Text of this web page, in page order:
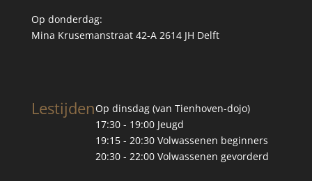
Op donderdag:
Mina Krusemanstraat 42-A 2614 JH Delft
LestijdenOp dinsdag (van Tienhoven-dojo)
17:30 - 19:00 Jeugd
19:15 - 20:30 Volwassenen beginners
20:30 - 22:00 Volwassenen gevorderd